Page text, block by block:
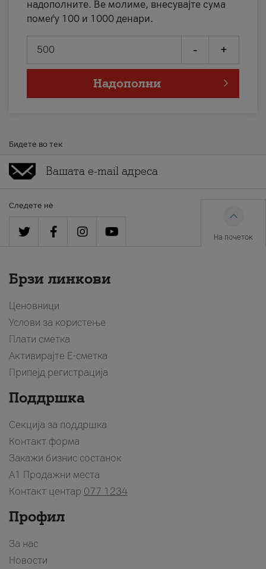
надополните. Ве молиме, внесувајте сума
помеѓу 100 и 1000 денари.
- +
Надополни
Бидете во тек
Следете нè
На почеток
Брзи линкови
Ценовници
Услови за користење
Плати сметка
Активирајте Е-сметка
Припејд регистрација
Поддршка
Секција за поддршка
Контакт форма
Закажи бизнис состанок
A1 Продажни места
Контакт центар 077 1234
Профил
За нас
Новости